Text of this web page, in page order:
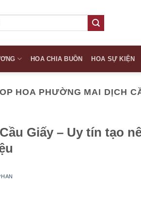
HOA CHIA BUỒN HOA SỰ KIỆN
HOA PHƯỜNG MAI DỊCH
Giấy – Uy tín tạo